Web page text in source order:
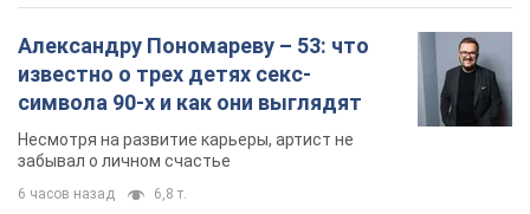
года: принимают ли обменники и
банки такие купюры
Что делать, если банки и обменники не
принимают старые доллары
8 часов назад 59,4 т.